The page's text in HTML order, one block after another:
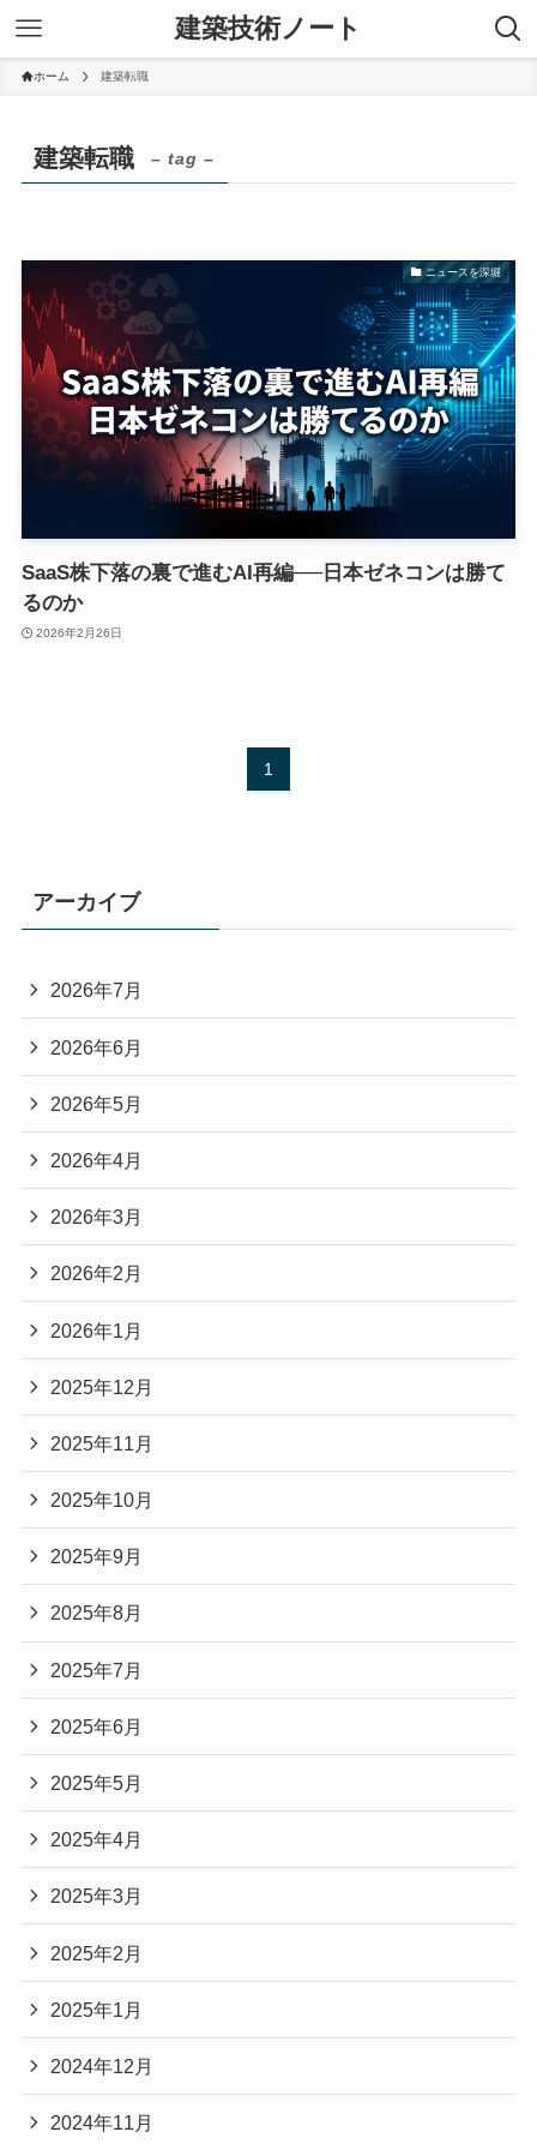
建築技術ノート
ホーム 建築転職
建築転職 – tag –
ニュースを深堀
SaaS株下落の裏で進むAI再編──日本ゼネコンは勝て
るのか
2026年2月26日
1
アーカイブ
2026年7月
2026年6月
2026年5月
2026年4月
2026年3月
2026年2月
2026年1月
2025年12月
2025年11月
2025年10月
2025年9月
2025年8月
2025年7月
2025年6月
2025年5月
2025年4月
2025年3月
2025年2月
2025年1月
2024年12月
2024年11月